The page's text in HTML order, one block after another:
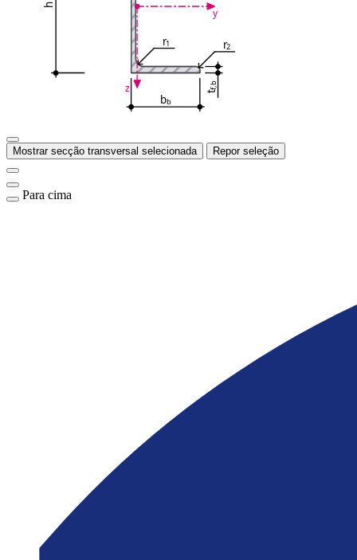
bb
h
t
f,b
r1 r2
y
z
Mostrar secção transversal selecionada Repor seleção
Para cima